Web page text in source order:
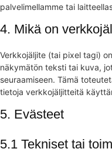
palvelimellamme tai
4. Mikä on
Verkkojäljite (tai pixel tagi)
näkymätön teksti tai kuva,
seuraamiseen. Tämä
tietoja verkkojäljitteitä
5. Evästeet
5.1 Tekniset tai